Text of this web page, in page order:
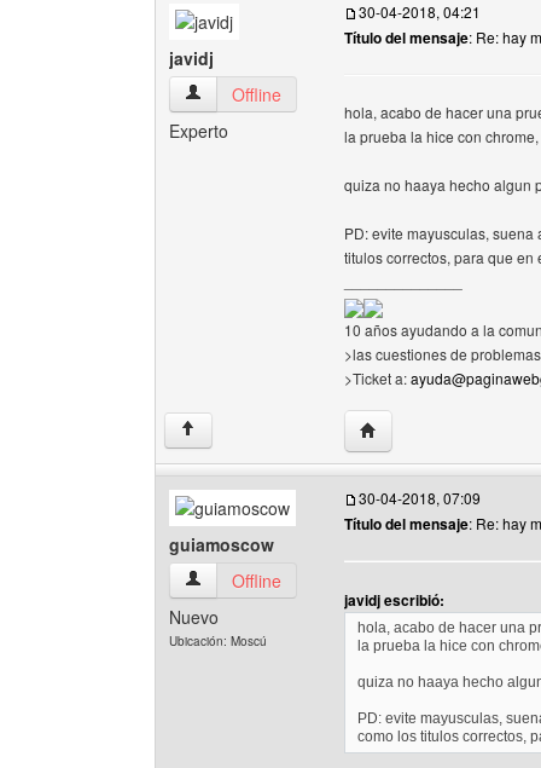
javidj
javidj Ver perfil del usuario
Offline
Experto
30-04-2018, 04:21
Título del mensaje: Re: hay
hola, acabo de hacer una
la prueba la hice con
quiza no haaya hecho algun
PD: evite mayusculas,
titulos correctos, para que
10 años ayudando a la
>las cuestiones de
>Ticket a:
↑ Visitar sitio web del
guiamoscow
guiamoscow Ver perfil del usuario
Offline
Nuevo
Ubicación: Moscú
30-04-2018, 07:09
Título del mensaje: Re: hay
javidj escribió:
hola, acabo de hacer una
la prueba la hice con
quiza no haaya hecho
PD: evite mayusculas,
como los titulos correctos,